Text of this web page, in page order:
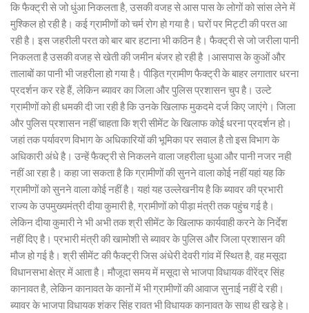
कि फैक्ट्री से जो धुंआ निकलता है, उसकी वजह से आस पास के लोगों को सांस लेने में
मुश्किल हो रही है। कई ग्रामीणों को चर्म रोग हो गया है। घरों पर मिट्टी की परत आ
रही है। इस जहरीली परत को बार बार हटाना भी कठिन है। फैक्ट्री से जो जरीला पानी
निकलता है उसकी वजह से खेती की जमीन बंजर हो रही है ।आसपास के कुओं और
तालाबों का पानी भी जहरीला हो गया है। पीड़ित ग्रामीण फैक्ट्री के बाहर लगातार धरना
प्रदर्शन कर रहे हैं, लेकिन ब्यावर का जिला और पुलिस प्रशासन चुप है। उल्टे
ग्रामीणों को ही धमकी दी जा रही है कि उनके खिलाफ मुकदमे दर्ज किए जाएंगे। जिला
और पुलिस प्रशासन नहीं चाहता कि श्री सीमेंट के खिलाफ कोई धरना प्रदर्शन हो।
जहां तक पर्यावरण विभाग के अधिकारियों की भूमिका पर सवाल है तो इस विभाग के
अधिकारी अंधे है। उन्हें फैक्ट्री से निकलने वाला जहरीला धुआ और पानी नजर नही
नहीं आ रहा है। कहा जा सकता है कि ग्रामीणों की सुनने वाला कोई नहीं यहां यह कि
ग्रामीणों को सुनने वाला कोई नहीं है। यहां यह उल्लेखनीय है कि ब्यावर की प्रभारी
राज्य के उपमुख्यमंत्री दीया कुमारी है, ग्रामीणों को पीड़ा मंत्री तक पहुंच गई है।
लेकिन दीया कुमारी ने भी अभी तक श्री सीमेंट के खिलाफ कार्यवाही करने के निर्देश
नहीं दिए है। प्रभारी मंत्री की खामोशी से ब्यावर के पुलिस और जिला प्रशासन की
मौज हो गई है। श्री सीमेंट की फैक्ट्री जिस अंधेरी देवरी गांव में स्थित है, वह मसूदा
विधानसभा क्षेत्र में आता है। मौजूदा समय में मसूदा से भाजपा विधायक वीरेंद्र सिंह
कानावत है, लेकिन कानावत के कानों में भी ग्रामीणों की आवाज सुनाई नहीं दे रही।
ब्यावर के भाजपा विधायक शंकर सिंह रावत भी विधायक कानावत के साथ ही खड़े हे।